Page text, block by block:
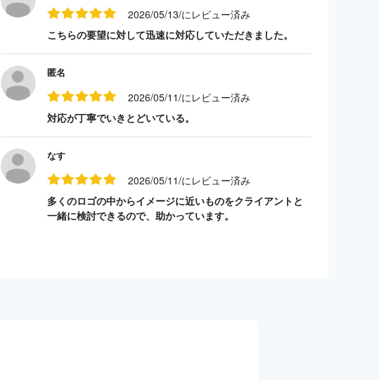
2026/05/13/にレビュー済み
こちらの要望に対して迅速に対応していただきました。
匿名
2026/05/11/にレビュー済み
対応が丁寧でいきとどいている。
なす
2026/05/11/にレビュー済み
多くのロゴの中からイメージに近いものをクライアントと
一緒に検討できるので、助かっています。